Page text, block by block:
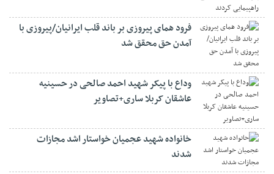
فرود همای پیروزی بر باند قلب ایرانیان/پیروزی با
آمدن حق محقق شد
وداع با پیکر شهید احمد صالحی‌ در حسینیه
عاشقان کربلا ساری+تصاویر
خانواده شهید عجمیان خواستار اشد مجازات
شدند